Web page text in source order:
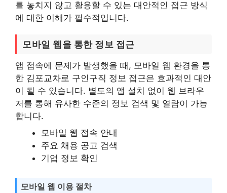
를 놓치지 않고 활용할 수 있는 대안적인 접근 방식
에 대한 이해가 필수적입니다.
모바일 웹을 통한 정보 접근
앱 접속에 문제가 발생했을 때, 모바일 웹 환경을 통
한 김포교차로 구인구직 정보 접근은 효과적인 대안
이 될 수 있습니다. 별도의 앱 설치 없이 웹 브라우
저를 통해 유사한 수준의 정보 검색 및 열람이 가능
합니다.
모바일 웹 접속 안내
주요 채용 공고 검색
기업 정보 확인
모바일 웹 이용 절차